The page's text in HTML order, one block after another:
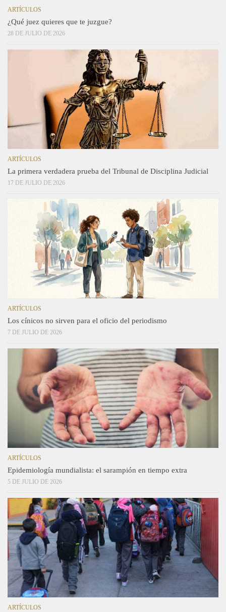
ARTÍCULOS
¿Qué juez quieres que te juzgue?
28 DE JULIO DE 2026
ARTÍCULOS
La primera verdadera prueba del Tribunal de Disciplina Judicial
17 DE JULIO DE 2026
ARTÍCULOS
Los cínicos no sirven para el oficio del periodismo
7 DE JULIO DE 2026
ARTÍCULOS
Epidemiología mundialista: el sarampión en tiempo extra
5 DE JULIO DE 2026
ARTÍCULOS